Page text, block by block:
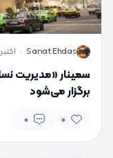
S
Sanat Ehdas
· اکتبر 16, 2024
برگزار می‌شود
0
0